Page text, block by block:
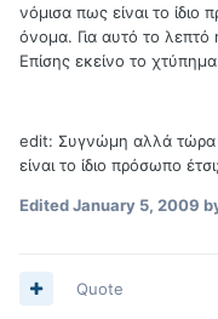
νόμισα πως είναι το ίδιο
όνομα. Για αυτό το
Επίσης εκείνο το
edit: Συγνώμη αλλά τώρα
είναι το ίδιο πρόσωπο έτσι;
EditedJanuary 5, 2009
Quote